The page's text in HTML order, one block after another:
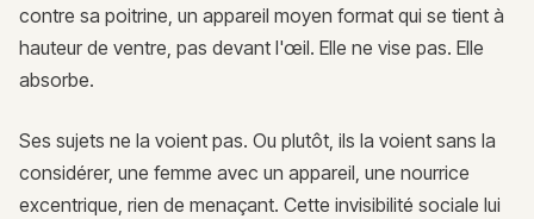
contre sa poitrine, un appareil moyen format qui se tient à
hauteur de ventre, pas devant l'œil. Elle ne vise pas. Elle
absorbe.
Ses sujets ne la voient pas. Ou plutôt, ils la voient sans la
considérer, une femme avec un appareil, une nourrice
excentrique, rien de menaçant. Cette invisibilité sociale lui